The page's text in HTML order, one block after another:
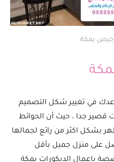
بمكة
في تغيير شكل التصميم
قصير جدا ، حيث أن الحوائط
بشكل اكثر من رائع لجمالها
على منزل جميل بأقل
باعمال الديكورات بمكة